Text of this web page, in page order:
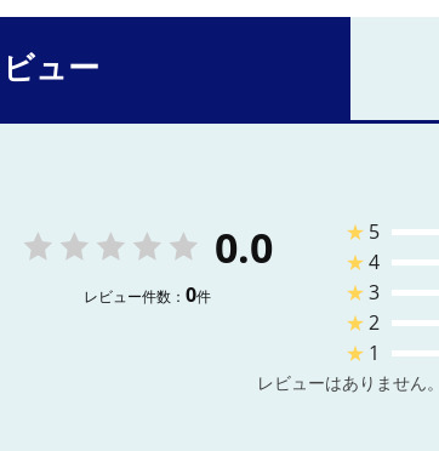
ュー
0.0
レビュー件数： 0件
★ 5
★4
★3
★2
★ 1
レビューはありません。